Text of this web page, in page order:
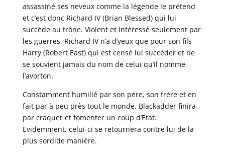
assassiné ses neveux comme la légende le prétend
et c’est donc Richard IV (Brian Blessed) qui lui
succède au trône. Violent et intéressé seulement par
les guerres, Richard IV n’a d’yeux que pour son fils
Harry (Robert East) qui est censé lui succéder et ne
se souvient jamais du nom de celui qu’il nomme
l’avorton.
Constamment humilié par son père, son frère et en
fait par à peu près tout le monde, Blackadder finira
par craquer et fomenter un coup d’Etat.
Evidemment, celui-ci se retournera contre lui de la
plus sordide manière.